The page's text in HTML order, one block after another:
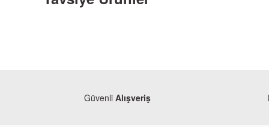
Güvenli Alışveriş